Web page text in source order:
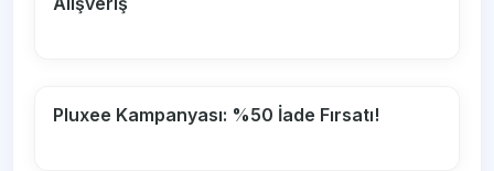
Pluxee Kampanyası: %50 İade Fırsatı!